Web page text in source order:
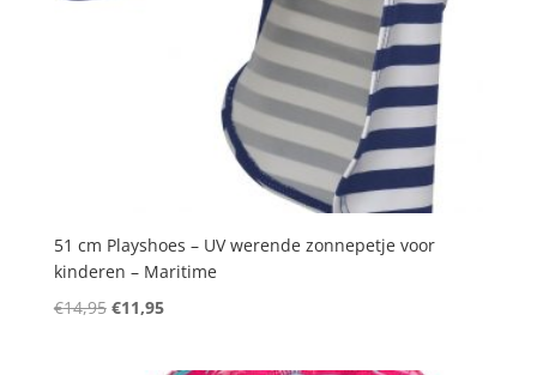
51 cm Playshoes – UV werende zonnepetje voor
kinderen – Maritime
€14,95 Oorspronkelijke
€11,95Huidige